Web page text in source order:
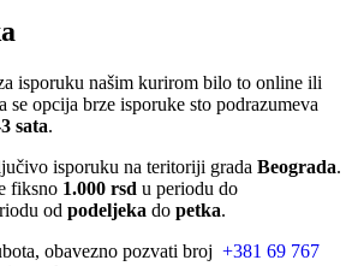
isporuku našim kurirom bilo to online ili
se opcija brze isporuke sto podrazumeva
sata.
isporuku na teritoriji grada Beograda.
fiksno 1.000 rsd u periodu do
od podeljeka do petka.
obavezno pozvati broj +381 69 767